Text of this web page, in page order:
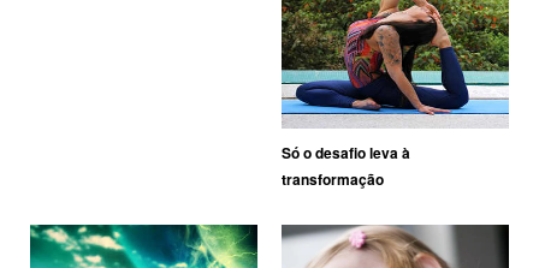
Só o desafio leva à
transformação